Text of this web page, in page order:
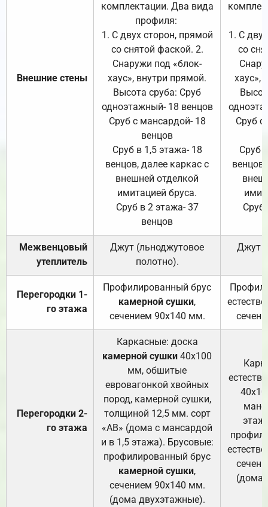
Внешние стены
комплектации. Два вида
профиля:
1. С двух сторон, прямой
со снятой фаской. 2.
Снаружи под «блок-
хаус», внутри прямой.
Высота сруба: Сруб
одноэтажный- 18 венцов
Сруб с мансардой- 18
венцов
Сруб в 1,5 этажа- 18
венцов, далее каркас с
внешней отделкой
имитацией бруса.
Сруб в 2 этажа- 37
венцов
1. С
со
хаус»,
Сруб с
Сруб
Сруб
Межвенцовый
утеплитель
Джут (льноджутовое
полотно).
Джут
Перегородки 1-
го этажа
Профилированный брус
камерной сушки,
сечением 90х140 мм.
Перегородки 2-
го этажа
Каркасные: доска
камерной сушки 40х100
мм, обшитые
евровагонкой хвойных
пород, камерной сушки,
толщиной 12,5 мм. сорт
«АВ» (дома с мансардой
и в 1,5 этажа). Брусовые:
профилированный брус
камерной сушки,
сечением 90х140 мм.
(дома двухэтажные).
(дома